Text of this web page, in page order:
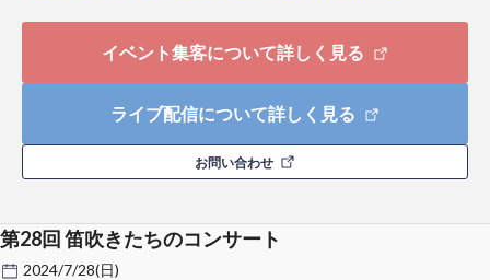
イベント集客について詳しく見る
ライブ配信について詳しく見る
お問い合わせ
第28回 笛吹きたちのコンサート
2024/7/28(日)